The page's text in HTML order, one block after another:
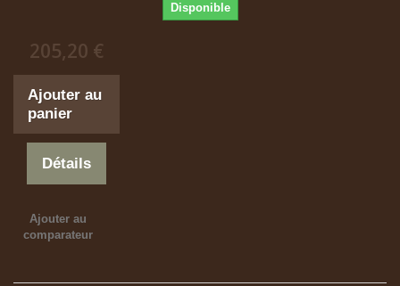
Disponible
205,20 €
Ajouter au
panier
Détails
Ajouter au
comparateur